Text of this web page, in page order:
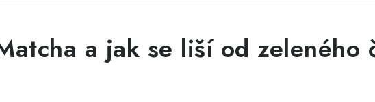
a jak se liší od zeleného